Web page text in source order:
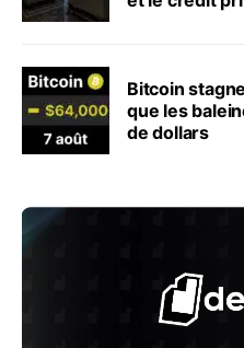
Bitcoin
que les
de dollars